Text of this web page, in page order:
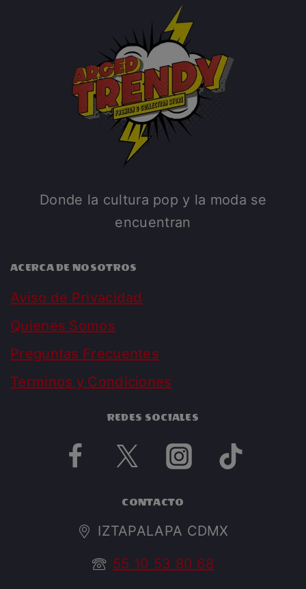
Donde la cultura pop y la moda se
encuentran
ACERCA DE NOSOTROS
Aviso de Privacidad
Quienes Somos
Preguntas Frecuentes
Terminos y Condiciones
REDES SOCIALES
CONTACTO
IZTAPALAPA CDMX
55 10 53 80 68